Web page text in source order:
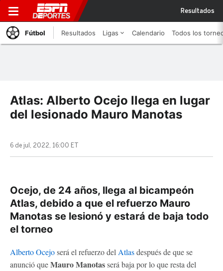
Resultados
Fútbol Resultados Ligas Calendario Todos los
Atlas: Alberto Ocejo llega en lugar
del lesionado Mauro Manotas
6 de jul, 2022, 16:00 ET
Ocejo, de 24 años, llega al bicampeón
Atlas, debido a que el refuerzo Mauro
Manotas se lesionó y estará de baja todo
el torneo
Alberto Ocejoserá el refuerzo del Atlasdespués de que se
anunció queMauro Manotasserá baja por lo que resta del